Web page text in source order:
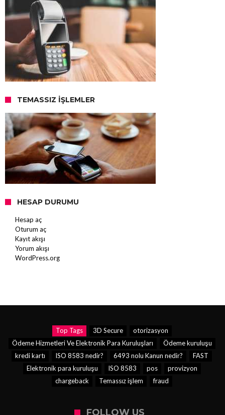
TEMASSIZ İŞLEMLER
HESAP DURUMU
Hesap aç
Oturum aç
Kayıt akışı
Yorum akışı
WordPress.org
Top Tags 3D Secure
otorizasyon
Ödeme Hizmetleri Ve Elektronik Para Kuruluşları
Ödeme kuruluşu
kredi kartı
ISO 8583 nedir? 6493 nolu Kanun nedir?
FAST
Elektronik para kuruluşu
ISO 8583 pos
provizyon
chargeback
Temassız işlem fraud
FOLLOW US